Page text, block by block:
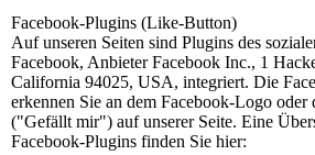
Facebook-Plugins (Like-Button)
Auf unseren Seiten sind Plugins des
Facebook, Anbieter Facebook Inc., 1
California 94025, USA, integriert. Die
erkennen Sie an dem Facebook-Logo
("Gefällt mir") auf unserer Seite. Eine
Facebook-Plugins finden Sie hier: